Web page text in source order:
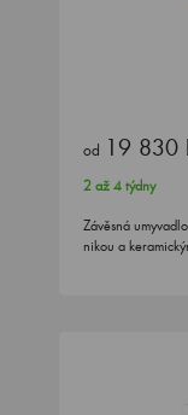
od 19 830
2 až 4 týdny
Závěsná
nikou a